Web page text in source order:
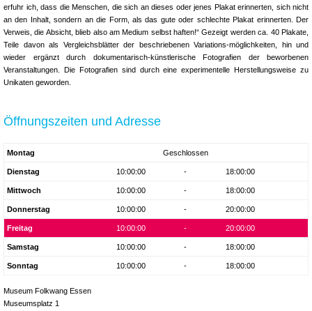
erfuhr ich, dass die Menschen, die sich an dieses oder jenes Plakat erinnerten, sich nicht
an den Inhalt, sondern an die Form, als das gute oder schlechte Plakat erinnerten. Der
Verweis, die Absicht, blieb also am Medium selbst haften!“ Gezeigt werden ca. 40 Plakate,
Teile davon als Vergleichsblätter der beschriebenen Variations-möglichkeiten, hin und
wieder ergänzt durch dokumentarisch-künstlerische Fotografien der beworbenen
Veranstaltungen. Die Fotografien sind durch eine experimentelle Herstellungsweise zu
Unikaten geworden.
Öffnungszeiten und Adresse
Montag Geschlossen
Dienstag 10:00:00 - 18:00:00
Mittwoch 10:00:00 - 18:00:00
Donnerstag 10:00:00 - 20:00:00
Freitag 10:00:00 - 20:00:00
Samstag 10:00:00 - 18:00:00
Sonntag 10:00:00 - 18:00:00
Museum Folkwang Essen
Museumsplatz 1